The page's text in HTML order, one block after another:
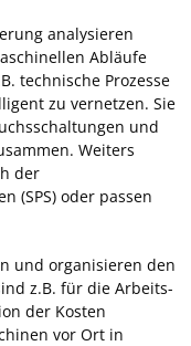
analysieren
Abläufe
technische Prozesse
zu vernetzen. Sie
und
Weiters
der
(SPS) oder passen
und organisieren den
z.B. für die Arbeits-
der Kosten
vor Ort in